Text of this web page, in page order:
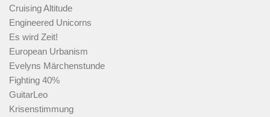
Cruising Altitude
Engineered Unicorns
Es wird Zeit!
European Urbanism
Evelyns Märchenstunde
Fighting 40%
GuitarLeo
Krisenstimmung